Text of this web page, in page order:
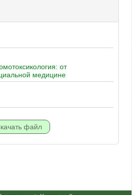
от
медицине